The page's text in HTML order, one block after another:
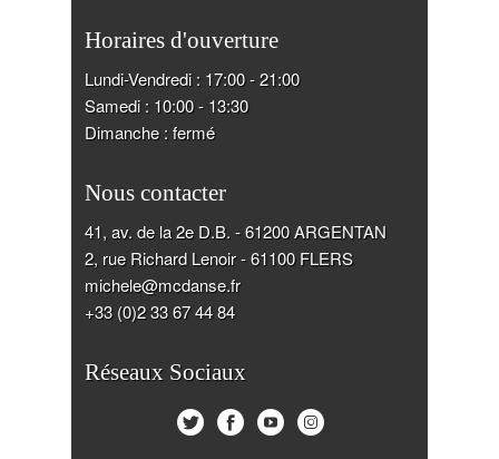
Horaires d'ouverture
Lundi-Vendredi : 17:00 - 21:00
Samedi : 10:00 - 13:30
Dimanche : fermé
Nous contacter
41, av. de la 2e D.B. - 61200 ARGENTAN
2, rue Richard Lenoir - 61100 FLERS
michele@mcdanse.fr
+33 (0)2 33 67 44 84
Réseaux Sociaux